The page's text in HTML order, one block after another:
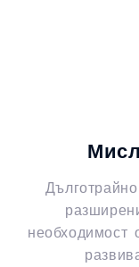
необходимост